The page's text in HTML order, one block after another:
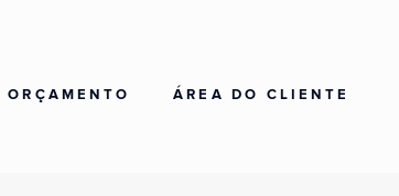
ORÇAMENTO ÁREA DO CLIENTE